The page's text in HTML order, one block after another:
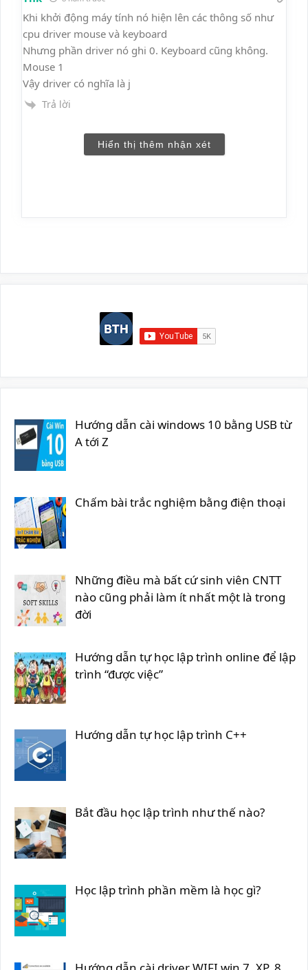
Khi khởi động máy tính nó hiện lên các thông số như
cpu driver mouse và keyboard
Nhưng phần driver nó ghi 0. Keyboard cũng không.
Mouse 1
Vậy driver có nghĩa là j
Trả lời
Hiển thị thêm nhận xét
Hướng dẫn cài windows 10 bằng USB từ
A tới Z
Chấm bài trắc nghiệm bằng điện thoại
Những điều mà bất cứ sinh viên CNTT
nào cũng phải làm ít nhất một là trong
đời
Hướng dẫn tự học lập trình online để lập
trình “được việc”
Hướng dẫn tự học lập trình C++
Bắt đầu học lập trình như thế nào?
Học lập trình phần mềm là học gì?